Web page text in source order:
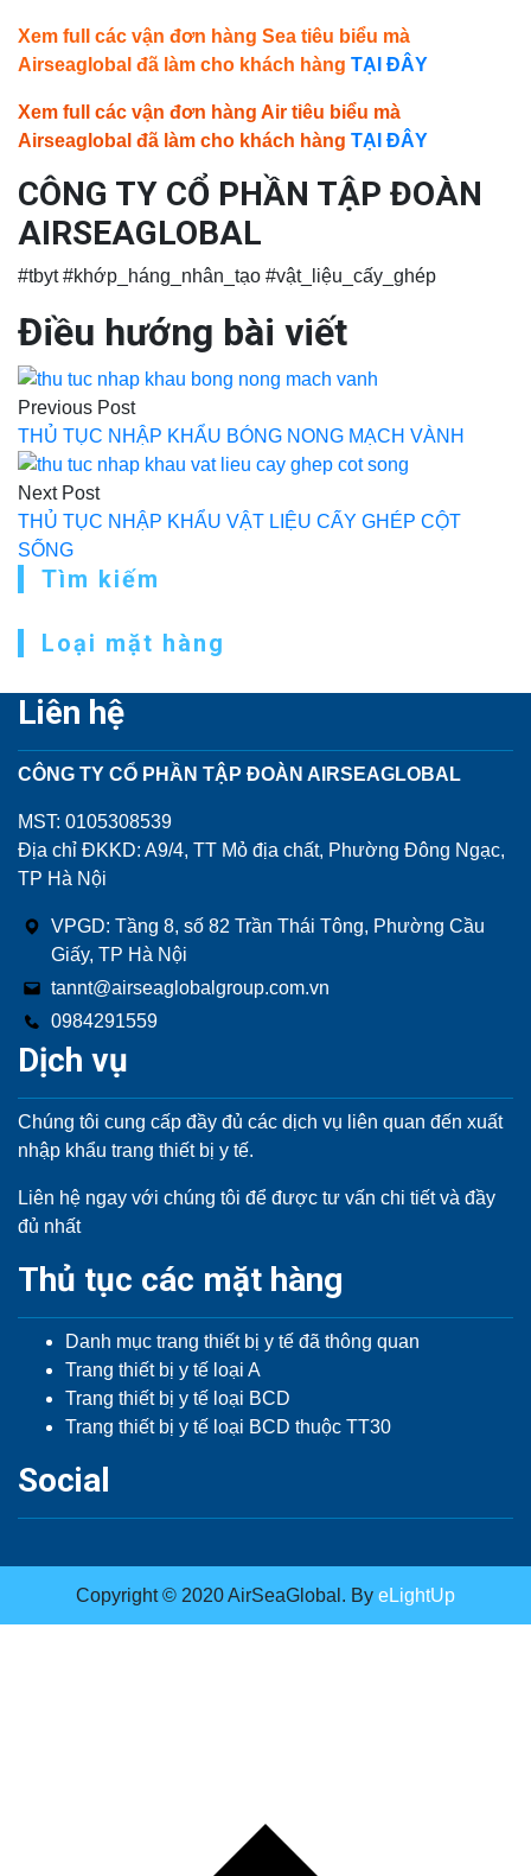
Xem full các vận đơn hàng Sea tiêu biểu mà
Airseaglobal đã làm cho khách hàng TẠI ĐÂY
Xem full các vận đơn hàng Air tiêu biểu mà
Airseaglobal đã làm cho khách hàng TẠI ĐÂY
CÔNG TY CỔ PHẦN TẬP ĐOÀN
AIRSEAGLOBAL
#tbyt #khớp_háng_nhân_tạo #vật_liệu_cấy_ghép
Điều hướng bài viết
Previous Post
THỦ TỤC NHẬP KHẨU BÓNG NONG MẠCH VÀNH
Next Post
THỦ TỤC NHẬP KHẨU VẬT LIỆU CẤY GHÉP CỘT
SỐNG
Tìm kiếm
Loại mặt hàng
Liên hệ
CÔNG TY CỔ PHẦN TẬP ĐOÀN AIRSEAGLOBAL
MST: 0105308539
Địa chỉ ĐKKD: A9/4, TT Mỏ địa chất, Phường Đông Ngạc,
TP Hà Nội
VPGD: Tầng 8, số 82 Trần Thái Tông, Phường Cầu
Giấy, TP Hà Nội
tannt@airseaglobalgroup.com.vn
0984291559
Dịch vụ
Chúng tôi cung cấp đầy đủ các dịch vụ liên quan đến xuất
nhập khẩu trang thiết bị y tế.
Liên hệ ngay với chúng tôi để được tư vấn chi tiết và đầy
đủ nhất
Thủ tục các mặt hàng
Danh mục trang thiết bị y tế đã thông quan
Trang thiết bị y tế loại A
Trang thiết bị y tế loại BCD
Trang thiết bị y tế loại BCD thuộc TT30
Social
Copyright © 2020 AirSeaGlobal. By eLightUp